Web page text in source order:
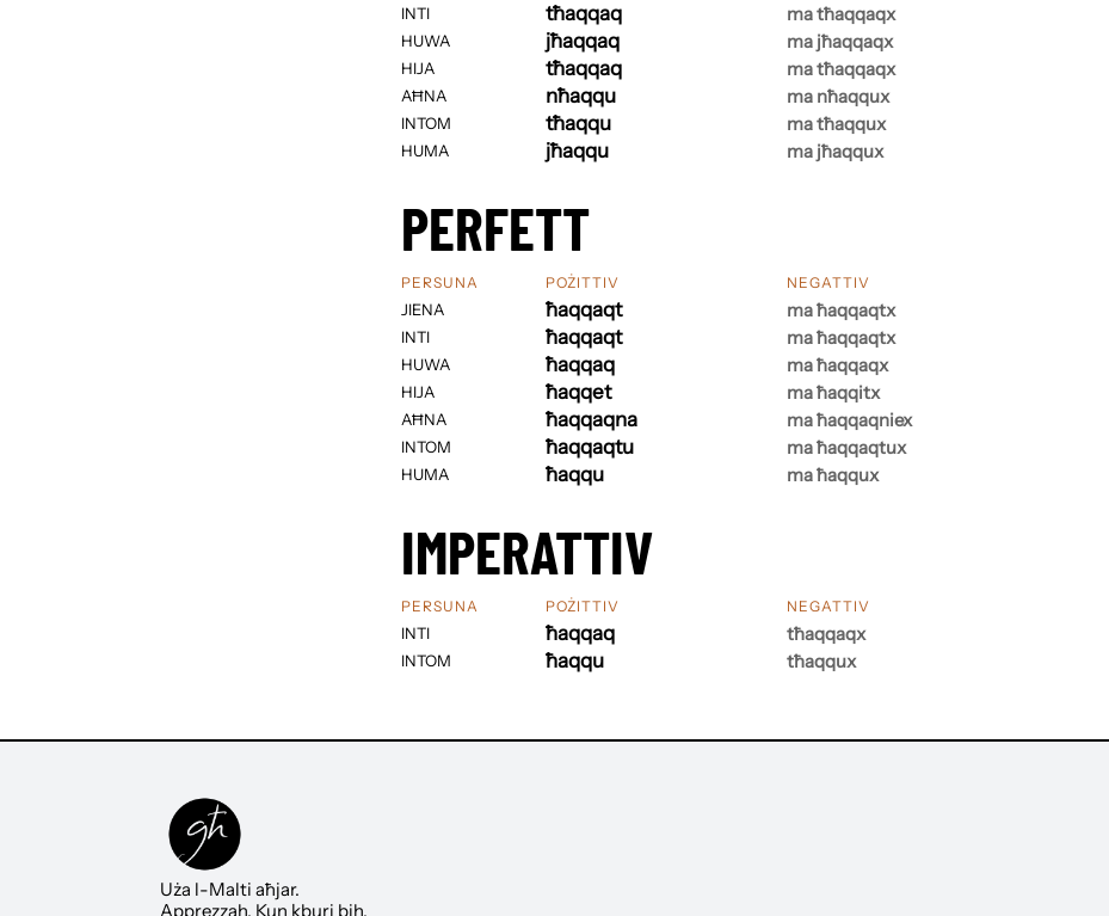
INTI
HUWA
HIJA
AĦNA
INTOM
HUMA
tħaqqaq
jħaqqaq
tħaqqaq
nħaqqu
tħaqqu
jħaqqu
ma tħaqqaqx
ma jħaqqaqx
ma tħaqqaqx
ma nħaqqux
ma tħaqqux
ma jħaqqux
PERFETT
PERSUNA
JIENA
INTI
HUWA
HIJA
AĦNA
INTOM
HUMA
POŻITTIV
ħaqqaqt
ħaqqaqt
ħaqqaq
ħaqqet
ħaqqaqna
ħaqqaqtu
ħaqqu
NEGATTIV
ma ħaqqaqtx
ma ħaqqaqtx
ma ħaqqaqx
ma ħaqqitx
ma ħaqqaqniex
ma ħaqqaqtux
ma ħaqqux
IMPERATTIV
PERSUNA
INTI
INTOM
POŻITTIV
ħaqqaq
ħaqqu
NEGATTIV
tħaqqaqx
tħaqqux
Uża l-Malti aħjar.
Apprezzah. Kun kburi bih.